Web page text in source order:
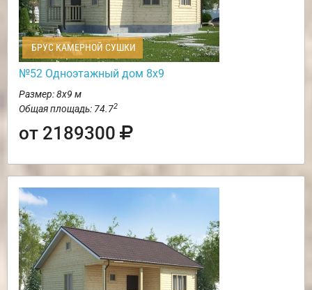
БРУС КАМЕРНОЙ СУШКИ
№52 Одноэтажный дом 8х9
Размер: 8х9 м
Общая площадь: 74.72
от 2189300